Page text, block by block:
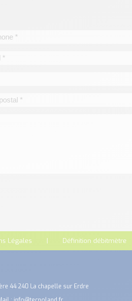
Légales Définition débitmètre
44 240 La chapelle sur Erdre